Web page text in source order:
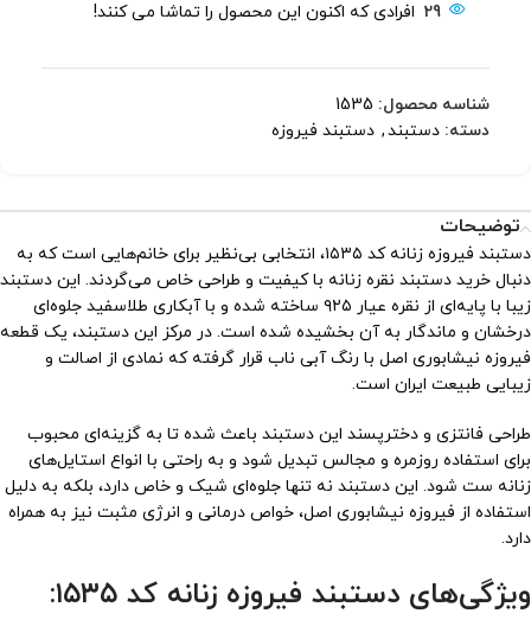
29 افرادی که اکنون این محصول را تماشا می کنند!
شناسه محصول: 1535
دسته: دستبند, دستبند فیروزه
توضیحات
دستبند فیروزه زنانه کد ۱۵۳۵، انتخابی بی‌نظیر برای خانم‌هایی است که به
دنبال خرید دستبند نقره زنانه با کیفیت و طراحی خاص می‌گردند. این دستبند
زیبا با پایه‌ای از نقره عیار ۹۲۵ ساخته شده و با آبکاری طلاسفید جلوه‌ای
درخشان و ماندگار به آن بخشیده شده است. در مرکز این دستبند، یک قطعه
فیروزه نیشابوری اصل با رنگ آبی ناب قرار گرفته که نمادی از اصالت و
زیبایی طبیعت ایران است.
طراحی فانتزی و دخترپسند این دستبند باعث شده تا به گزینه‌ای محبوب
برای استفاده روزمره و مجالس تبدیل شود و به راحتی با انواع استایل‌های
زنانه ست شود. این دستبند نه تنها جلوه‌ای شیک و خاص دارد، بلکه به دلیل
استفاده از فیروزه نیشابوری اصل، خواص درمانی و انرژی مثبت نیز به همراه
دارد.
ویژگی‌های دستبند فیروزه زنانه کد ۱۵۳۵: